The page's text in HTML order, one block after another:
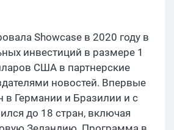
Showcase в 2020 году в
инвестиций в размере 1
США в партнерские
новостей. Впервые
в Германии и Бразилии и с
до 18 стран, включая